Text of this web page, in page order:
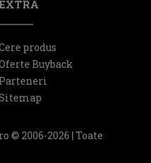
EXTRA
produs
Buyback
Parteneri
2006-2026 | Toate